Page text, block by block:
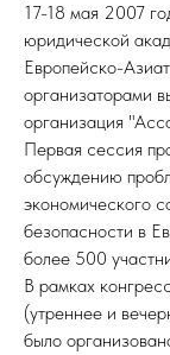
17-18 мая 2007
юридической
Европейско-
организаторами
организация
Первая сессия
обсуждению
экономического
безопасности в
более 500
В рамках
(утреннее и
было